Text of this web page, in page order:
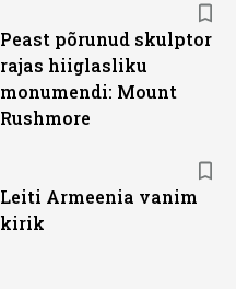
Peast põrunud skulptor
rajas hiiglasliku
monumendi: Mount
Rushmore
Leiti Armeenia vanim
kirik